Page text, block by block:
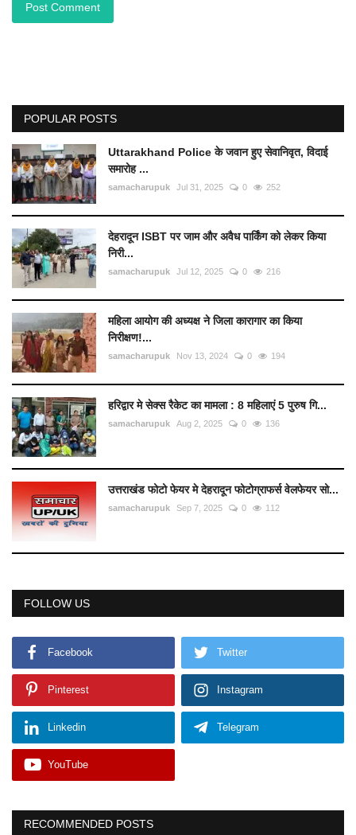
Post Comment
POPULAR POSTS
Uttarakhand Police के जवान हुए सेवानिवृत, विदाई
समारोह ...
samacharupuk Jul 31, 2025 0 252
देहरादून ISBT पर जाम और अवैध पार्किंग को लेकर किया
निरी...
samacharupuk Jul 12, 2025 0 216
महिला आयोग की अध्यक्ष ने जिला कारागार का किया
निरीक्षण!...
samacharupuk Nov 13, 2024 0 194
हरिद्वार मे सेक्स रैकेट का मामला : 8 महिलाएं 5 पुरुष गि...
samacharupuk Aug 2, 2025 0 136
उत्तराखंड फोटो फेयर मे देहरादून फोटोग्राफर्स वेलफेयर सो...
samacharupuk Sep 7, 2025 0 112
FOLLOW US
Facebook Twitter
Pinterest Instagram
Linkedin Telegram
YouTube
RECOMMENDED POSTS